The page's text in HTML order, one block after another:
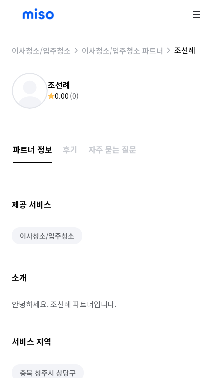
이사청소/입주청소 이사청소/입주청소 파트너 조선례
조선례
0.00 (0)
파트너 정보 후기 자주 묻는 질문
제공 서비스
이사청소/입주청소
소개
안녕하세요. 조선례 파트너입니다.
서비스 지역
충북 청주시 상당구